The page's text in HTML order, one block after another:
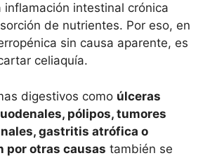
inflamación intestinal crónica
de nutrientes. Por eso, en
sin causa aparente, es
celiaquía.
digestivos como úlceras
pólipos, tumores
gastritis atrófica o
por otras causas también se